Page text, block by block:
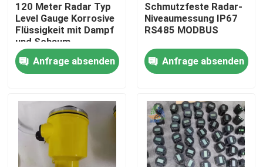
Produkte
Videos
120 Meter Radar Typ
Level Gauge Korrosive
Flüssigkeit mit Dampf
und Schaum
Anfrage absenden
Schmutzfeste Radar-
Niveaumessung IP67
RS485 MODBUS
Anfrage absenden